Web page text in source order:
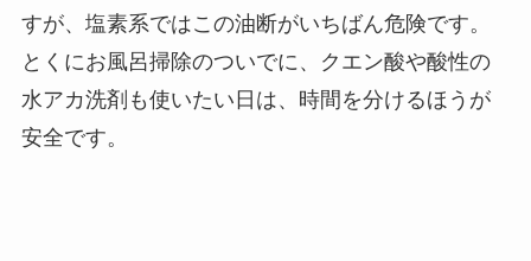
すが、塩素系ではこの油断がいちばん危険です。
とくにお風呂掃除のついでに、クエン酸や酸性の
水アカ洗剤も使いたい日は、時間を分けるほうが
安全です。